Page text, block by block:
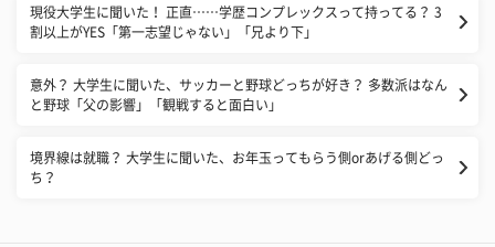
現役大学生に聞いた！ 正直……学歴コンプレックスって持ってる？ 3
割以上がYES「第一志望じゃない」「兄より下」
意外？ 大学生に聞いた、サッカーと野球どっちが好き？ 多数派はなん
と野球「父の影響」「観戦すると面白い」
境界線は就職？ 大学生に聞いた、お年玉ってもらう側orあげる側どっ
ち？